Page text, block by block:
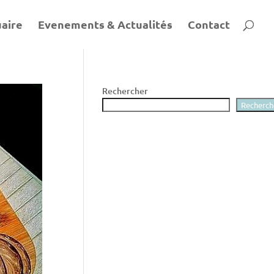
Evenements & Actualités Contact
Rechercher